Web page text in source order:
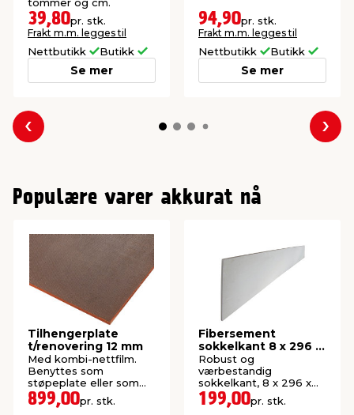
39,80pr. stk.
Frakt m.m. legges til
Nettbutikk Butikk
Se mer
94,90pr. stk.
Frakt m.m. legges til
Nettbutikk Butikk
Se mer
Forrige
Populære varer akkurat nå
Tilhengerplate
t/renovering 12 mm
Med kombi-nettfilm.
Benyttes som
støpeplate eller som
bunnplate til tilhenger.
899,00pr. stk.
Fibersement
sokkelkant 8 x 296 x
2400 mm
Robust og
værbestandig
sokkelkant, 8 x 296 x
2400 mm.
199,00pr. stk.